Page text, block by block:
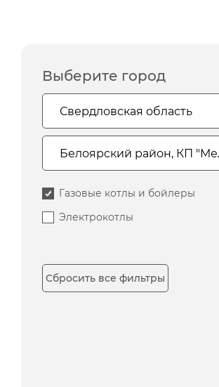
Выберите город
Газовые котлы и бойлеры
Электрокотлы
Сбросить все фильтры